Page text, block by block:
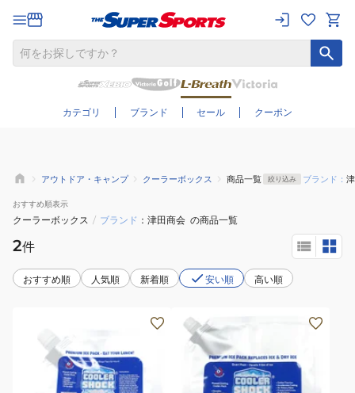
カテゴリ ブランド セール クーポン
さらに絞り込む
アウトドア・キャンプ クーラーボックス 商品一覧 絞り込み ブランド：
おすすめ順表示
クーラーボックス / ブランド 津田商会 の商品一覧
2件
おすすめ順 人気順 新着順 安い順 高い順